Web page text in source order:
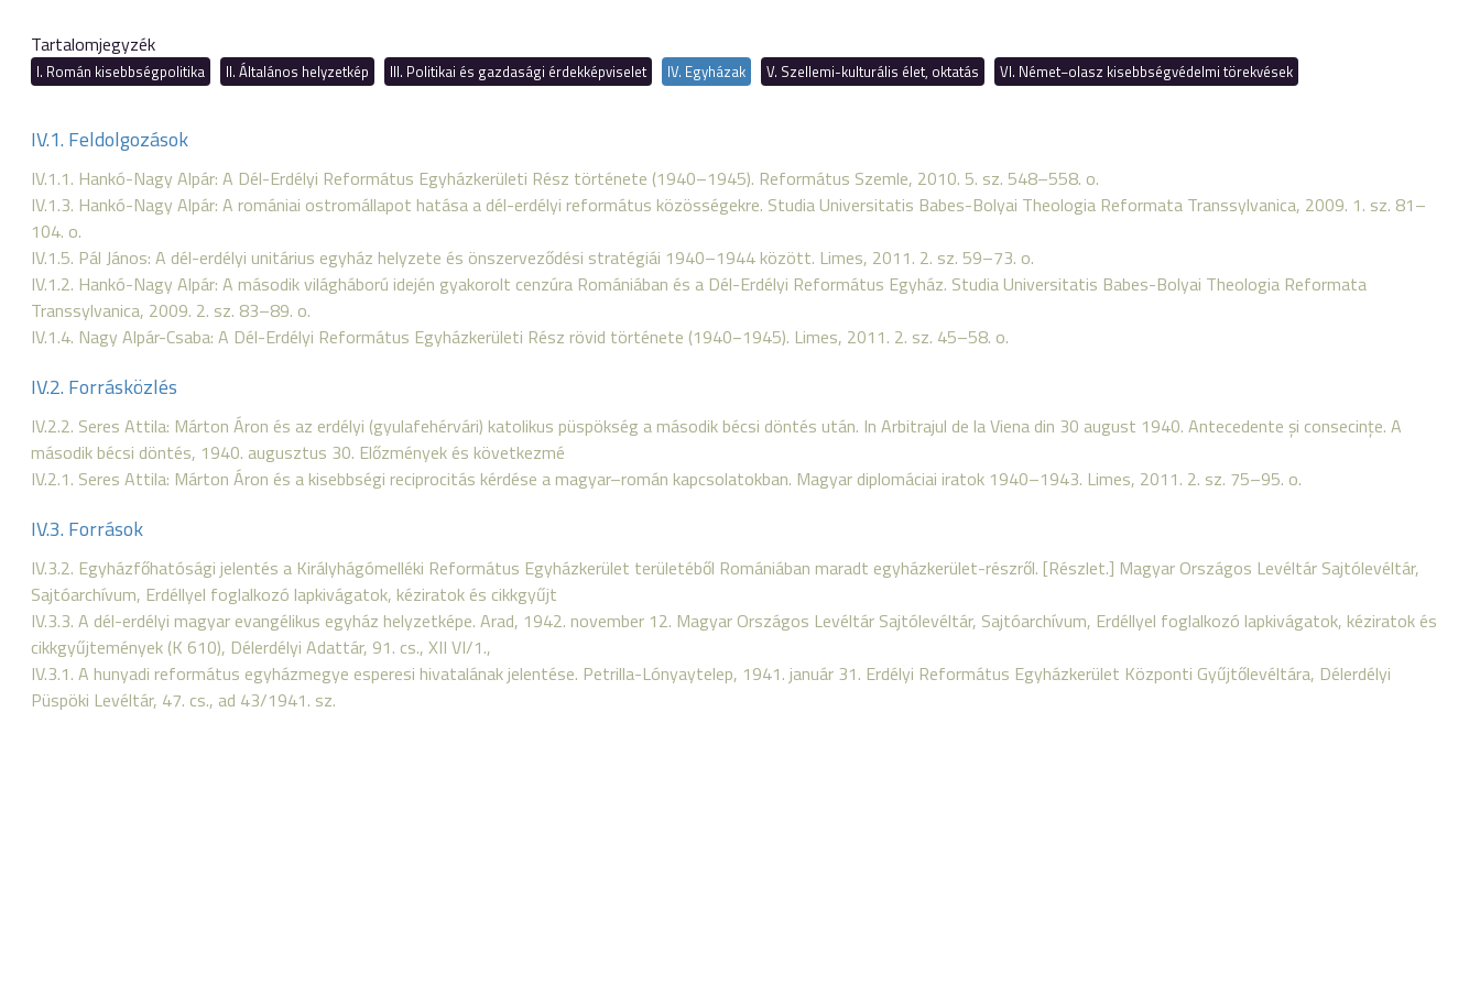
Tartalomjegyzék
I. Román kisebbségpolitika II. Általános helyzetkép III. Politikai és gazdasági érdekképviselet IV. Egyházak V. Szellemi-kulturális élet, oktatás VI. Német−olasz kisebbségvédelmi törekvések
IV.1. Feldolgozások
IV.1.1. Hankó-Nagy Alpár: A Dél-Erdélyi Református Egyházkerületi Rész története (1940–1945). Református Szemle, 2010. 5. sz. 548–558. o.
IV.1.3. Hankó-Nagy Alpár: A romániai ostromállapot hatása a dél-erdélyi református közösségekre. Studia Universitatis Babes-Bolyai Theologia Reformata Transsylvanica, 2009. 1. sz. 81–
104. o.
IV.1.5. Pál János: A dél-erdélyi unitárius egyház helyzete és önszerveződési stratégiái 1940–1944 között. Limes, 2011. 2. sz. 59–73. o.
IV.1.2. Hankó-Nagy Alpár: A második világháború idején gyakorolt cenzúra Romániában és a Dél-Erdélyi Református Egyház. Studia Universitatis Babes-Bolyai Theologia Reformata
Transsylvanica, 2009. 2. sz. 83–89. o.
IV.1.4. Nagy Alpár-Csaba: A Dél-Erdélyi Református Egyházkerületi Rész rövid története (1940−1945). Limes, 2011. 2. sz. 45–58. o.
IV.2. Forrásközlés
IV.2.2. Seres Attila: Márton Áron és az erdélyi (gyulafehérvári) katolikus püspökség a második bécsi döntés után. In Arbitrajul de la Viena din 30 august 1940. Antecedente şi consecinţe. A
második bécsi döntés, 1940. augusztus 30. Előzmények és következmé
IV.2.1. Seres Attila: Márton Áron és a kisebbségi reciprocitás kérdése a magyar–román kapcsolatokban. Magyar diplomáciai iratok 1940–1943. Limes, 2011. 2. sz. 75–95. o.
IV.3. Források
IV.3.2. Egyházfőhatósági jelentés a Királyhágómelléki Református Egyházkerület területéből Romániában maradt egyházkerület-részről. [Részlet.] Magyar Országos Levéltár Sajtólevéltár,
Sajtóarchívum, Erdéllyel foglalkozó lapkivágatok, kéziratok és cikkgyűjt
IV.3.3. A dél-erdélyi magyar evangélikus egyház helyzetképe. Arad, 1942. november 12. Magyar Országos Levéltár Sajtólevéltár, Sajtóarchívum, Erdéllyel foglalkozó lapkivágatok, kéziratok és
cikkgyűjtemények (K 610), Délerdélyi Adattár, 91. cs., XII VI/1.,
IV.3.1. A hunyadi református egyházmegye esperesi hivatalának jelentése. Petrilla-Lónyaytelep, 1941. január 31. Erdélyi Református Egyházkerület Központi Gyűjtőlevéltára, Délerdélyi
Püspöki Levéltár, 47. cs., ad 43/1941. sz.